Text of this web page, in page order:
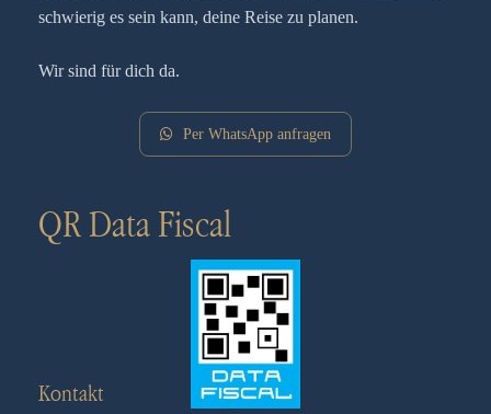
schwierig es sein kann, deine Reise zu planen.
Wir sind für dich da.
Per WhatsApp anfragen
QR Data Fiscal
Kontakt